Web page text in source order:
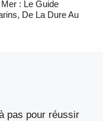
: Le Guide
De La Dure Au
pas pour réussir